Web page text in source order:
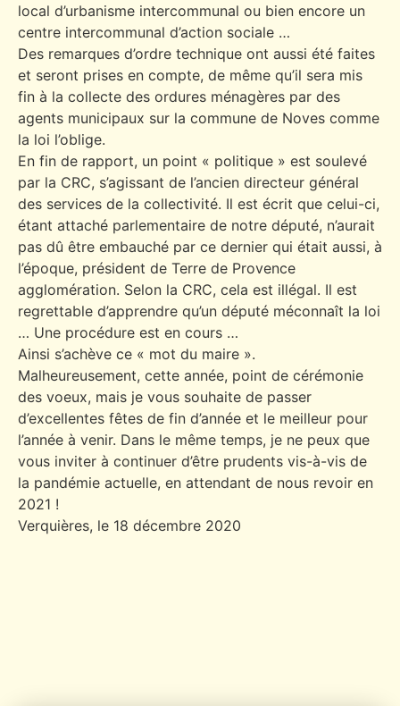
local d’urbanisme intercommunal ou bien encore un
centre intercommunal d’action sociale …
Des remarques d’ordre technique ont aussi été faites
et seront prises en compte, de même qu’il sera mis
fin à la collecte des ordures ménagères par des
agents municipaux sur la commune de Noves comme
la loi l’oblige.
En fin de rapport, un point « politique » est soulevé
par la CRC, s’agissant de l’ancien directeur général
des services de la collectivité. Il est écrit que celui-ci,
étant attaché parlementaire de notre député, n’aurait
pas dû être embauché par ce dernier qui était aussi, à
l’époque, président de Terre de Provence
agglomération. Selon la CRC, cela est illégal. Il est
regrettable d’apprendre qu’un député méconnaît la loi
… Une procédure est en cours …
Ainsi s’achève ce « mot du maire ».
Malheureusement, cette année, point de cérémonie
des voeux, mais je vous souhaite de passer
d’excellentes fêtes de fin d’année et le meilleur pour
l’année à venir. Dans le même temps, je ne peux que
vous inviter à continuer d’être prudents vis-à-vis de
la pandémie actuelle, en attendant de nous revoir en
2021 !
Verquières, le 18 décembre 2020